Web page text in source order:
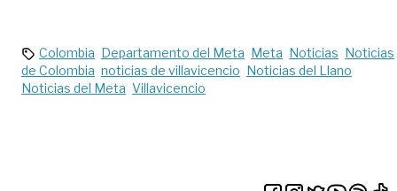
Medina
Colombia Departamento del Meta Meta Noticias Noticias
de Colombia noticias de villavicencio Noticias del Llano
Noticias del Meta Villavicencio